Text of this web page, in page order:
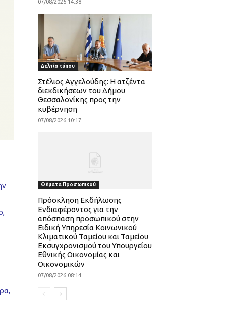
07/08/2026 14:38
Δελτία τύπου
Στέλιος Αγγελούδης: Η ατζέντα
διεκδικήσεων του Δήμου
Θεσσαλονίκης προς την
κυβέρνηση
07/08/2026 10:17
Θέματα Προσωπικού
Πρόσκληση Εκδήλωσης
Ενδιαφέροντος για την
απόσπαση προσωπικού στην
Ειδική Υπηρεσία Κοινωνικού
Κλιματικού Ταμείου και Ταμείου
Εκσυγχρονισμού του Υπουργείου
Εθνικής Οικονομίας και
Οικονομικών
07/08/2026 08:14